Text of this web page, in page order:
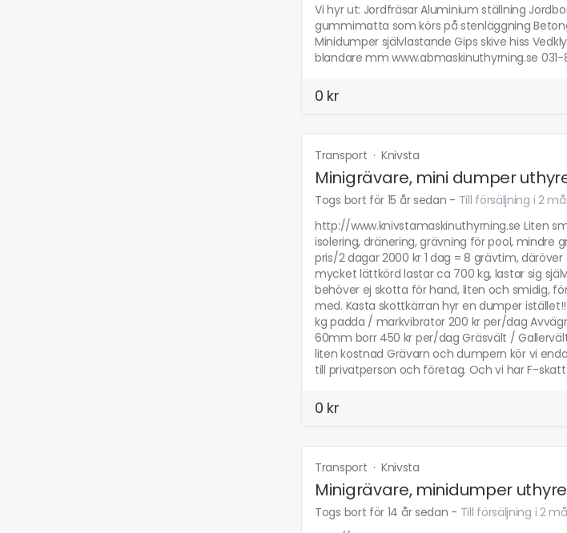
Vi hyr ut: Jordfräsar Aluminium ställning
gummimatta som körs på stenläggning
Minidumper självlastande Gips skive hiss
blandare mm www.abmaskinuthyrning.se
0 kr
Transport · Knivsta
Minigrävare, mini dumper
Togs bort för 15 år sedan - Till försäljning i 2
http://www.knivstamaskinuthyrning.se Liten
isolering, dränering, grävning för pool, mindre
pris/2 dagar 2000 kr 1 dag = 8 grävtim,
mycket lättkörd lastar ca 700 kg, lastar sig
behöver ej skotta för hand, liten och smidig,
med. Kasta skottkärran hyr en dumper
kg padda / markvibrator 200 kr per/dag
60mm borr 450 kr per/dag Gräsvält /
liten kostnad Grävarn och dumpern kör vi
till privatperson och företag. Och vi har F-
0 kr
Transport · Knivsta
Minigrävare, minidumper
Togs bort för 14 år sedan - Till försäljning i 2